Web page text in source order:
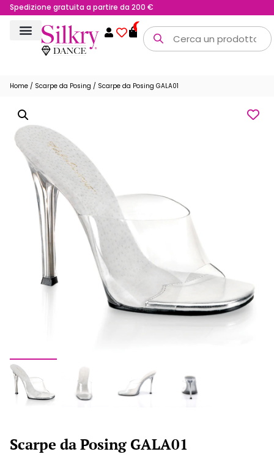
Possibilità di reso fino a 15 giorni
0
Home / Scarpe da Posing / Scarpe da Posing GALA01
Scarpe da Posing GALA01